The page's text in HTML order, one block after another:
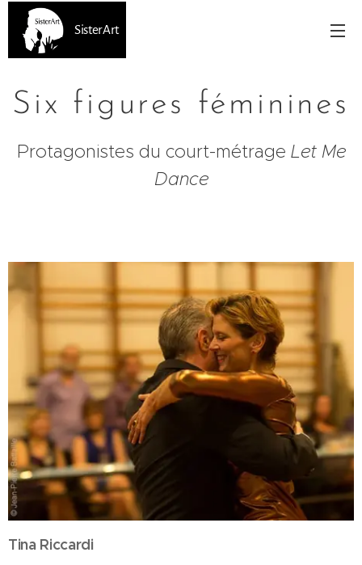
SisterArt
Six figures féminines
Protagonistes du court-métrage Let Me
Dance
Tina Riccardi